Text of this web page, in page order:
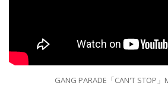
GANG PARADE「CAN'T STOP」